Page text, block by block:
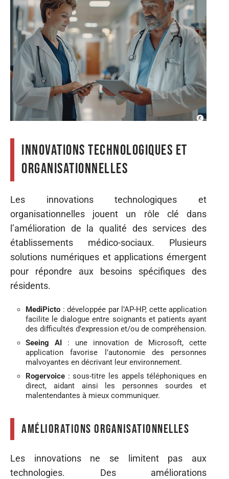
Innovations technologiques et
organisationnelles
Les innovations technologiques et
organisationnelles jouent un rôle clé dans
l’amélioration de la qualité des services des
établissements médico-sociaux. Plusieurs
solutions numériques et applications émergent
pour répondre aux besoins spécifiques des
résidents.
MediPicto : développée par l’AP-HP, cette application
facilite le dialogue entre soignants et patients ayant
des difficultés d’expression et/ou de compréhension.
Seeing AI : une innovation de Microsoft, cette
application favorise l’autonomie des personnes
malvoyantes en décrivant leur environnement.
Rogervoice : sous-titre les appels téléphoniques en
direct, aidant ainsi les personnes sourdes et
malentendantes à mieux communiquer.
Améliorations organisationnelles
Les innovations ne se limitent pas aux
technologies. Des améliorations